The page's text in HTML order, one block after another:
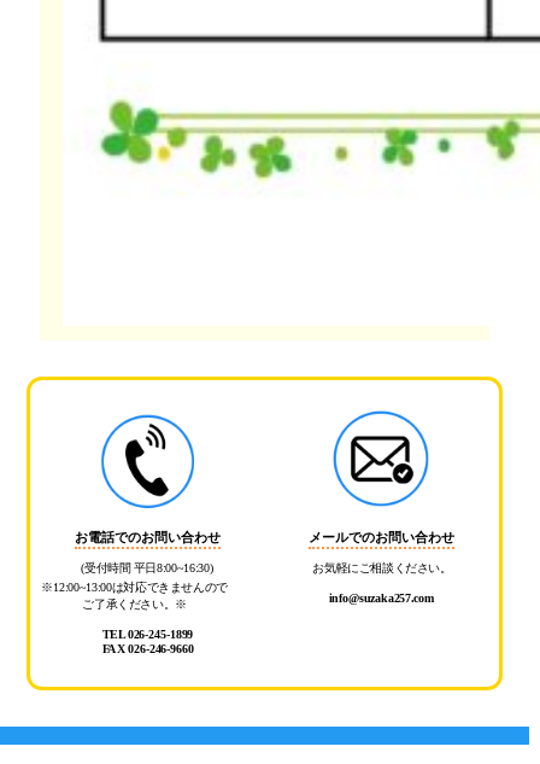
お電話でのお問い合わせ
(受付時間 平日8:00~16:30)
※12:00~13:00は対応できませんので
ご了承ください。※
TEL 026-245-1899
FAX 026-246-9660
メールでのお問い合わせ
お気軽にご相談ください。
info@suzaka257.com